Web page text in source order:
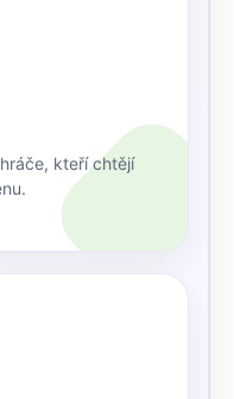
kteří chtějí